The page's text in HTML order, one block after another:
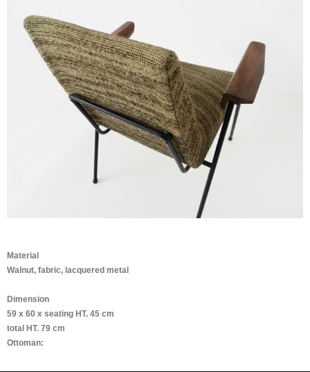
Material
Walnut, fabric, lacquered metal
Dimension
59 x 60 x seating HT. 45 cm
total HT. 79 cm
Ottoman: